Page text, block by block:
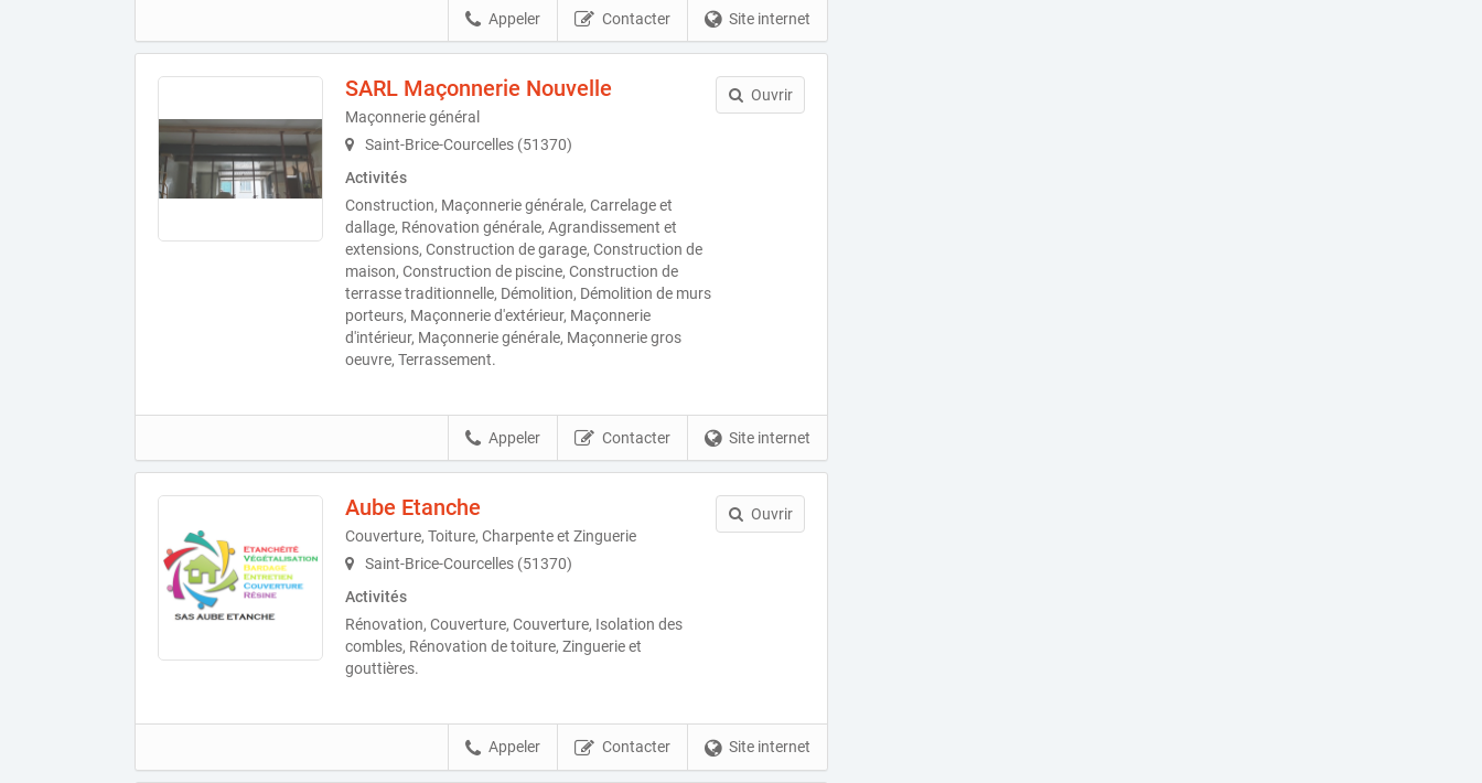
Site internet
Contacter
Appeler
SARL Maçonnerie Nouvelle
Maçonnerie général
Saint-Brice-Courcelles (51370)
Activités
Construction, Maçonnerie générale, Carrelage et
dallage, Rénovation générale, Agrandissement et
extensions, Construction de garage, Construction de
maison, Construction de piscine, Construction de
terrasse traditionnelle, Démolition, Démolition de murs
porteurs, Maçonnerie d'extérieur, Maçonnerie
d'intérieur, Maçonnerie générale, Maçonnerie gros
oeuvre, Terrassement.
Ouvrir
Site internet
Contacter
Appeler
Aube Etanche
Couverture, Toiture, Charpente et Zinguerie
Saint-Brice-Courcelles (51370)
Activités
Rénovation, Couverture, Couverture, Isolation des
combles, Rénovation de toiture, Zinguerie et
gouttières.
Ouvrir
Site internet
Contacter
Appeler